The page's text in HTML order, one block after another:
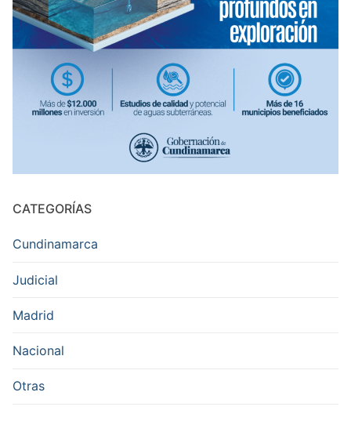
CATEGORÍAS
Cundinamarca
Judicial
Madrid
Nacional
Otras